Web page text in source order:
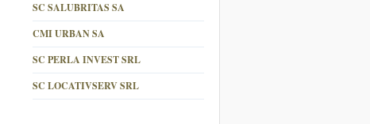
SC SALUBRITAS SA
CMI URBAN SA
SC PERLA INVEST SRL
SC LOCATIVSERV SRL